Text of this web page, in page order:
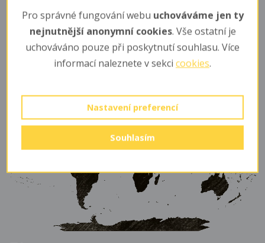
Výskyt
jižní Řecko od Peloponésu k Olympu a ostrovy Skyros,
Poros a několik dalších ostrůvků (dříve i na Krétě),
několik izolovaných lokalit v Albánii a v Itálii, včetně
Pro správné fungování webu uchováváme jen ty
nejnutnější anonymní cookies. Vše ostatní je
uchováváno pouze při poskytnutí souhlasu. Více
informací naleznete v sekci cookies.
Nastavení preferencí
Souhlasím